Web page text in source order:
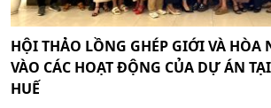
HỘI THẢO LỒNG GHÉP GIỚI VÀ HÒA
VÀO CÁC HOẠT ĐỘNG CỦA DỰ ÁN
HUẾ